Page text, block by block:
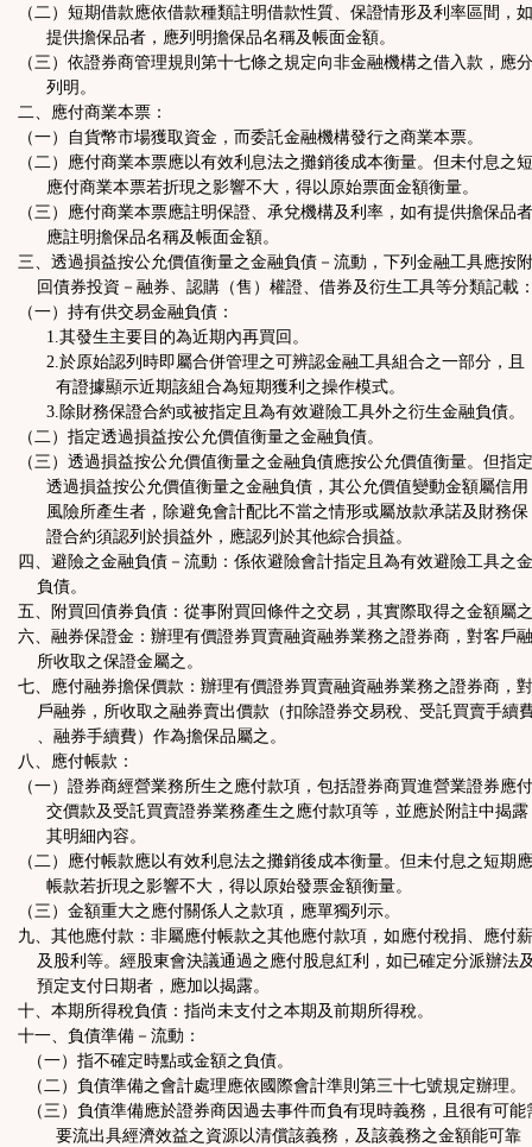
（二）短期借款應依借款種類註明借款性質、保證情形及利率區間，
提供擔保品者，應列明擔保品名稱及帳面金額。
（三）依證券商管理規則第十七條之規定向非金融機構之借入款，應
列明。
二、應付商業本票：
（一）自貨幣市場獲取資金，而委託金融機構發行之商業本票。
（二）應付商業本票應以有效利息法之攤銷後成本衡量。但未付息之
應付商業本票若折現之影響不大，得以原始票面金額衡量。
（三）應付商業本票應註明保證、承兌機構及利率，如有提供擔保品
應註明擔保品名稱及帳面金額。
三、透過損益按公允價值衡量之金融負債－流動，下列金融工具應按
回債券投資－融券、認購（售）權證、借券及衍生工具等分類記載
（一）持有供交易金融負債：
1.其發生主要目的為近期內再買回。
2.於原始認列時即屬合併管理之可辨認金融工具組合之一部分，且
有證據顯示近期該組合為短期獲利之操作模式。
3.除財務保證合約或被指定且為有效避險工具外之衍生金融負債。
（二）指定透過損益按公允價值衡量之金融負債。
（三）透過損益按公允價值衡量之金融負債應按公允價值衡量。但指
透過損益按公允價值衡量之金融負債，其公允價值變動金額屬信用
風險所產生者，除避免會計配比不當之情形或屬放款承諾及財務保
證合約須認列於損益外，應認列於其他綜合損益。
四、避險之金融負債－流動：係依避險會計指定且為有效避險工具之
負債。
五、附買回債券負債：從事附買回條件之交易，其實際取得之金額屬
六、融券保證金：辦理有價證券買賣融資融券業務之證券商，對客戶
所收取之保證金屬之。
七、應付融券擔保價款：辦理有價證券買賣融資融券業務之證券商，
戶融券，所收取之融券賣出價款（扣除證券交易稅、受託買賣手續
、融券手續費）作為擔保品屬之。
八、應付帳款：
（一）證券商經營業務所生之應付款項，包括證券商買進營業證券應
交價款及受託買賣證券業務產生之應付款項等，並應於附註中揭露
其明細內容。
（二）應付帳款應以有效利息法之攤銷後成本衡量。但未付息之短期
帳款若折現之影響不大，得以原始發票金額衡量。
（三）金額重大之應付關係人之款項，應單獨列示。
九、其他應付款：非屬應付帳款之其他應付款項，如應付稅捐、應付
及股利等。經股東會決議通過之應付股息紅利，如已確定分派辦法
預定支付日期者，應加以揭露。
十、本期所得稅負債：指尚未支付之本期及前期所得稅。
十一、負債準備－流動：
（一）指不確定時點或金額之負債。
（二）負債準備之會計處理應依國際會計準則第三十七號規定辦理。
（三）負債準備應於證券商因過去事件而負有現時義務，且很有可能
要流出具經濟效益之資源以清償該義務，及該義務之金額能可靠